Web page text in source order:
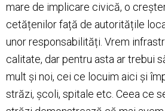
mare de implicare civică, o
cetățenilor față de autoritățile
unor responsabilități. Vrem
calitate, dar pentru asta ar trebui
mult și noi, cei ce locuim aici și
străzi, școli, spitale etc. Ceea ce